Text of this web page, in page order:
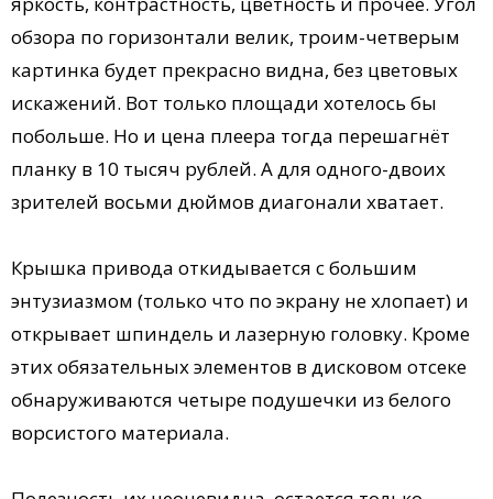
обзора по горизонтали велик, троим-четверым
картинка будет прекрасно видна, без цветовых
искажений. Вот только площади хотелось бы
побольше. Но и цена плеера тогда перешагнёт
планку в 10 тысяч рублей. А для одного-двоих
зрителей восьми дюймов диагонали хватает.
Крышка привода откидывается с большим
энтузиазмом (только что по экрану не хлопает) и
открывает шпиндель и лазерную головку. Кроме
этих обязательных элементов в дисковом отсеке
обнаруживаются четыре подушечки из белого
ворсистого материала.